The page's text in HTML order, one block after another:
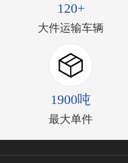
120+
大件运输车辆
1900吨
最大单件